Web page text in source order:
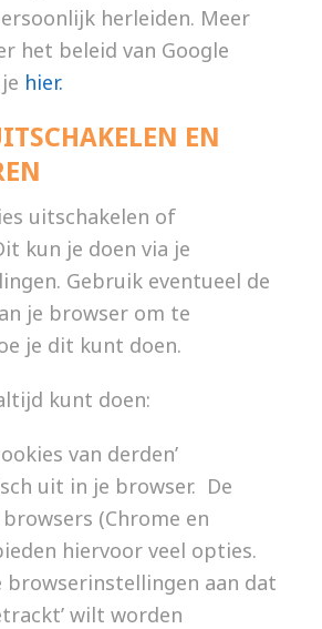
herleiden. Meer
het beleid van Google
hier.
EN
uitschakelen of
kun je doen via je
Gebruik eventueel de
je browser om te
je dit kunt doen.
kunt doen:
van derden’
uit in je browser. De
(Chrome en
hiervoor veel opties.
browserinstellingen aan dat
wilt worden